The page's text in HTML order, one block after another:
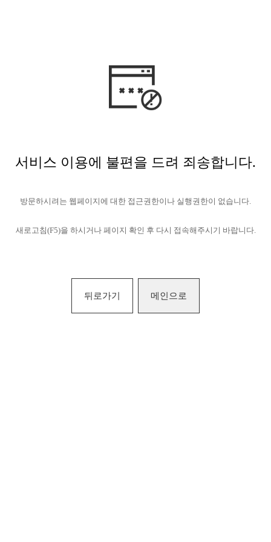
서비스 이용에 불편을 드려 죄송합니다.
방문하시려는 웹페이지에 대한 접근권한이나 실행권한이 없습니다.
새로고침(F5)을 하시거나 페이지 확인 후 다시 접속해주시기 바랍니다.
뒤로가기 메인으로